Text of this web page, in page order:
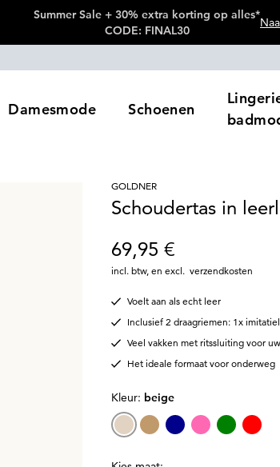
Summer Sale + 30% extra korting op alles*
CODE: FINAL30
Damesmode Schoenen
GOLDNER
Schoudertas in
69,95 €
incl. btw, en excl. verzendkosten
Voelt aan als echt leer
Inclusief 2 draagriemen: 1x
Veel vakken met ritssluiting voor
Het ideale formaat voor onderweg
Kleur: beige